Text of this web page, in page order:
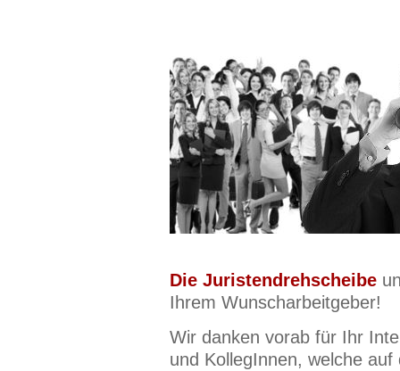
Die Juristendrehscheibe
Ihrem Wunscharbeitgeber!
Wir danken vorab für Ihr
und KollegInnen, welche